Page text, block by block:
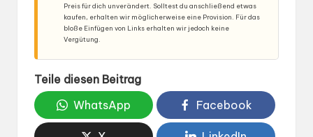
Preis für dich unverändert. Solltest du anschließend etwas
kaufen, erhalten wir möglicherweise eine Provision. Für das
bloße Einfügen von Links erhalten wir jedoch keine
Vergütung.
Teile diesen Beitrag
WhatsApp
Facebook